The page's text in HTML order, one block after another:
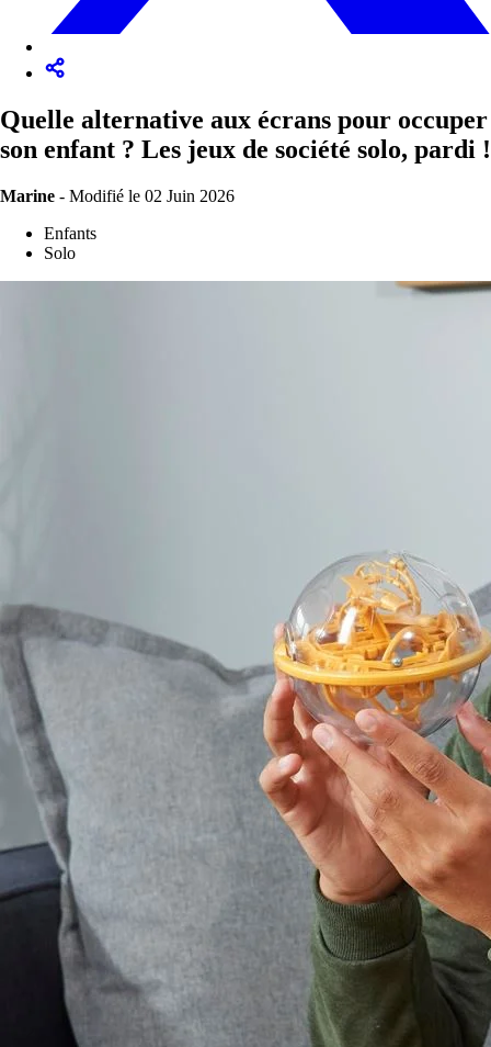
Quelle alternative aux écrans pour occuper
son enfant ? Les jeux de société solo, pardi !
Marine - Modifié le 02 Juin 2026
Enfants
Solo